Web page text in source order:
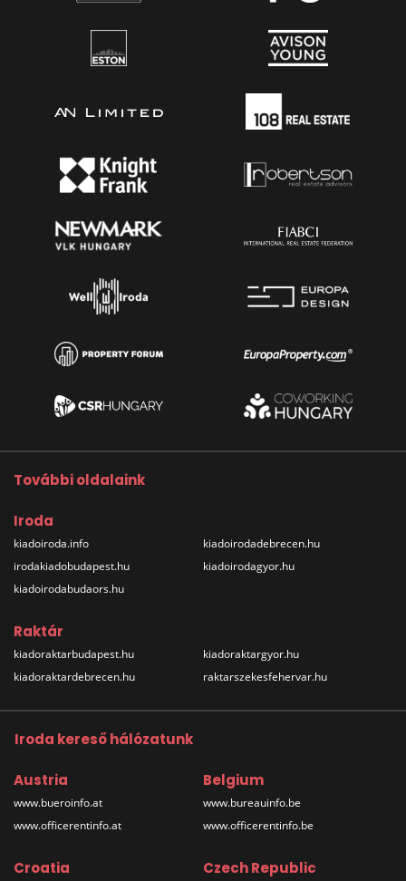
További oldalaink
Iroda
kiadoiroda.info
irodakiadobudapest.hu
kiadoirodabudaors.hu
kiadoirodadebrecen.hu
kiadoirodagyor.hu
Raktár
kiadoraktarbudapest.hu
kiadoraktardebrecen.hu
kiadoraktargyor.hu
raktarszekesfehervar.hu
Iroda kereső hálózatunk
Austria
www.bueroinfo.at
www.officerentinfo.at
Belgium
www.bureauinfo.be
www.officerentinfo.be
Croatia Czech Republic